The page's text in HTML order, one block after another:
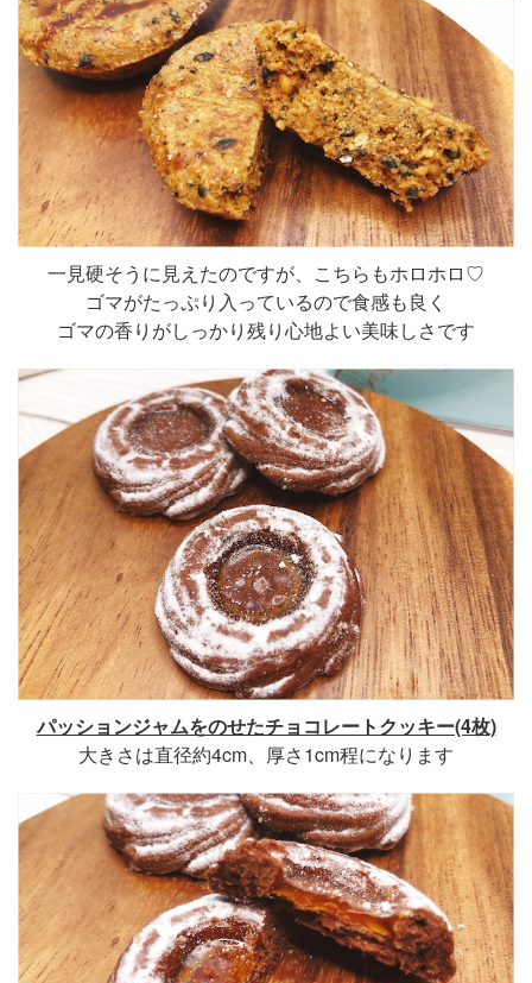
一見硬そうに見えたのですが、こちらもホロホロ♡
ゴマがたっぷり入っているので食感も良く
ゴマの香りがしっかり残り心地よい美味しさです
パッションジャムをのせたチョコレートクッキー(4枚)
大きさは直径約4cm、厚さ1cm程になります